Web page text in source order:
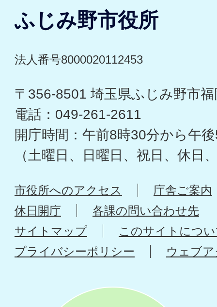
ふじみ野市役所
法人番号8000020112453
〒356-8501 埼玉県ふじみ野市
電話：049-261-2611
開庁時間：午前8時30分から午
（土曜日、日曜日、祝日、休日
市役所へのアクセス
庁舎ご案内
休日開庁
各課の問い合わせ先
サイトマップ
このサイトにつ
プライバシーポリシー
ウェブ